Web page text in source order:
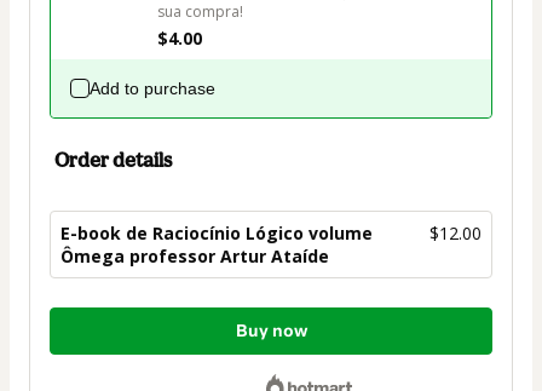
sua compra!
$4.00
Add to purchase
Order details
E-book de Raciocínio Lógico volume
Ômega professor Artur Ataíde
$12.00
Total
Buy now